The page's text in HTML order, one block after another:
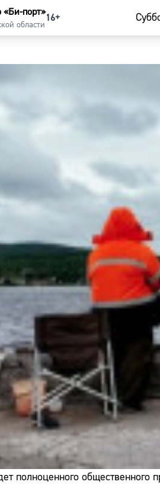
«Би-порт»
области
16+
полноценного общественного